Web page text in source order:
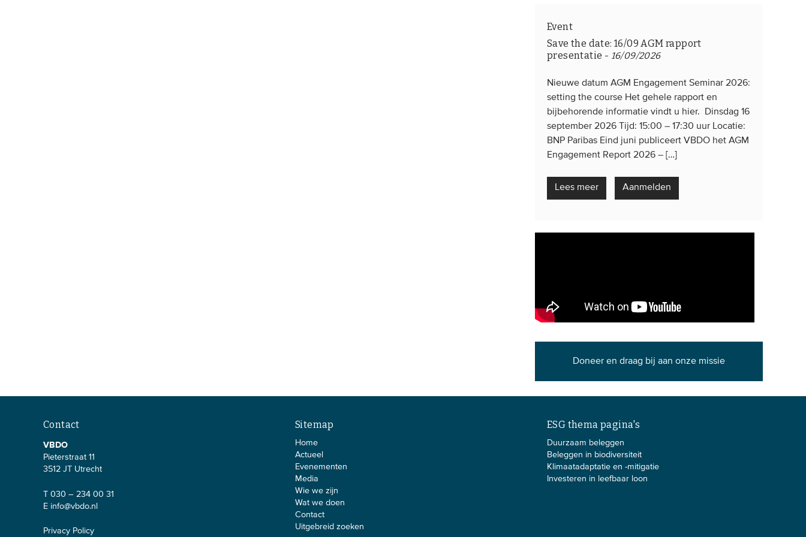
Event
Save the date: 16/09 AGM rapport
presentatie - 16/09/2026
Nieuwe datum AGM Engagement Seminar 2026:
setting the course Het gehele rapport en
bijbehorende informatie vindt u hier. Dinsdag 16
september 2026 Tijd: 15:00 – 17:30 uur Locatie:
BNP Paribas Eind juni publiceert VBDO het AGM
Engagement Report 2026 – […]
Lees meer Aanmelden
Doneer en draag bij aan onze missie
Contact
VBDO
Pieterstraat 11
3512 JT Utrecht
T 030 – 234 00 31
E info@vbdo.nl
Privacy Policy
Sitemap
Home
Actueel
Evenementen
Media
Wie we zijn
Wat we doen
Contact
Uitgebreid zoeken
ESG thema pagina's
Duurzaam beleggen
Beleggen in biodiversiteit
Klimaatadaptatie en -mitigatie
Investeren in leefbaar loon